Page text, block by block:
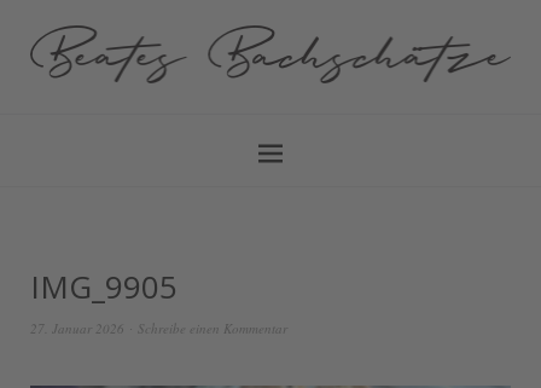
IMG_9905
27. Januar 2026 Schreibe einen Kommentar